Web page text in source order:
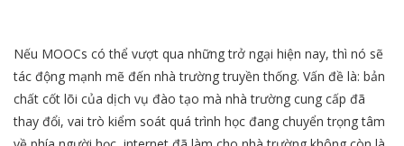
Nếu MOOCs có thể vượt qua những trở ngại hiện nay, thì nó sẽ
tác động mạnh mẽ đến nhà trường truyền thống. Vấn đề là: bản
chất cốt lõi của dịch vụ đào tạo mà nhà trường cung cấp đã
thay đổi, vai trò kiểm soát quá trình học đang chuyển trọng tâm